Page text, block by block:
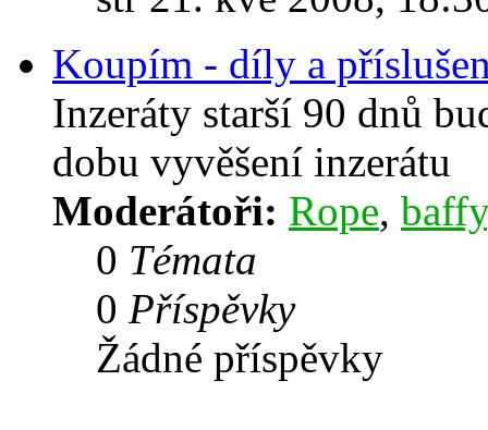
Koupím - díly a
Inzeráty starší 90 dnů
dobu vyvěšení inzerátu
Moderátoři: Rope, baffy
0 Témata
0 Příspěvky
Žádné příspěvky